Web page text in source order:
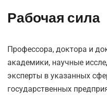
Рабочая сила
Профессора, доктора и
академики, научные
эксперты в указанных
государственных